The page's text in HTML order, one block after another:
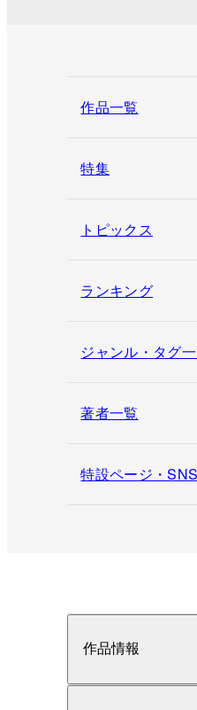
作品一覧
特集
トピックス
ランキング
ジャンル・タグ
著者一覧
特設ページ・
作品情報